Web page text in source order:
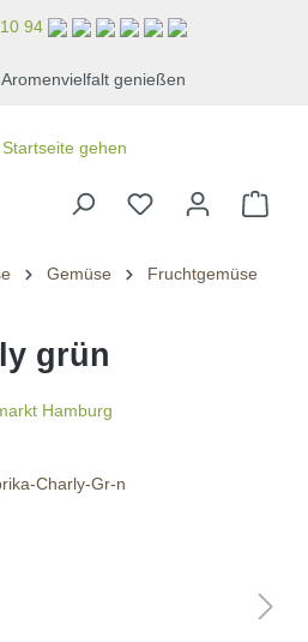
94
genießen
Gemüse
Fruchtgemüse
grün
Hamburg